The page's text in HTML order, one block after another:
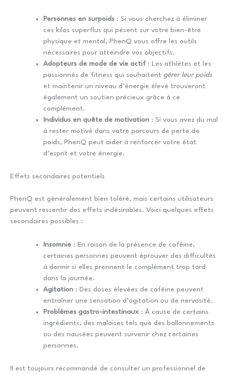
Personnes en surpoids : Si vous cherchez à éliminer
ces kilos superflus qui pèsent sur votre bien-être
physique et mental, PhenQ vous offre les outils
nécessaires pour atteindre vos objectifs.
Adopteurs de mode de vie actif : Les athlètes et les
passionnés de fitness qui souhaitent gérer leur poids
et maintenir un niveau d’énergie élevé trouveront
également un soutien précieux grâce à ce
complément.
Individus en quête de motivation : Si vous avez du mal
à rester motivé dans votre parcours de perte de
poids, PhenQ peut aider à renforcer votre état
d’esprit et votre énergie.
Effets secondaires potentiels
PhenQ est généralement bien toléré, mais certains utilisateurs
peuvent ressentir des effets indésirables. Voici quelques effets
secondaires possibles :
Insomnie : En raison de la présence de caféine,
certaines personnes peuvent éprouver des difficultés
à dormir si elles prennent le complément trop tard
dans la journée.
Agitation : Des doses élevées de caféine peuvent
entraîner une sensation d’agitation ou de nervosité.
Problèmes gastro-intestinaux : À cause de certains
ingrédients, des malaises tels que des ballonnements
ou des nausées peuvent survenir chez certaines
personnes.
Il est toujours recommandé de consulter un professionnel de